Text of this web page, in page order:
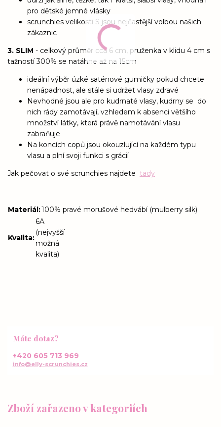
pro dětské jemné vlásky
scrunchies velikosti S jsou nejčastější volbou našich
zákaznic
3. SLIM - celkový průměr cca 6 cm, pruženka v klidu 4 cm s
tažností 300% se natáhne až na 15cm
ideální výběr úzké saténové gumičky pokud chcete
nenápadnost, ale stále si udržet vlasy zdravé
Nevhodné jsou ale pro kudrnaté vlasy, kudrny se do
nich rády zamotávají, vzhledem k absenci většího
množství látky, která právě namotávání vlasu
zabraňuje
Na koncích copů jsou okouzlující na každém typu
vlasu a plní svoji funkci s grácií
Jak pečovat o své scrunchies najdete tady
Materiál :100% pravé morušové hedvábí (mulberry silk)
Kvalita:
6A
(nejvyšší
možná
kvalita)
Zboží zařazeno v kategoriích
Máte dotaz?
+420 605 713 969
info@elly-scrunchies.cz